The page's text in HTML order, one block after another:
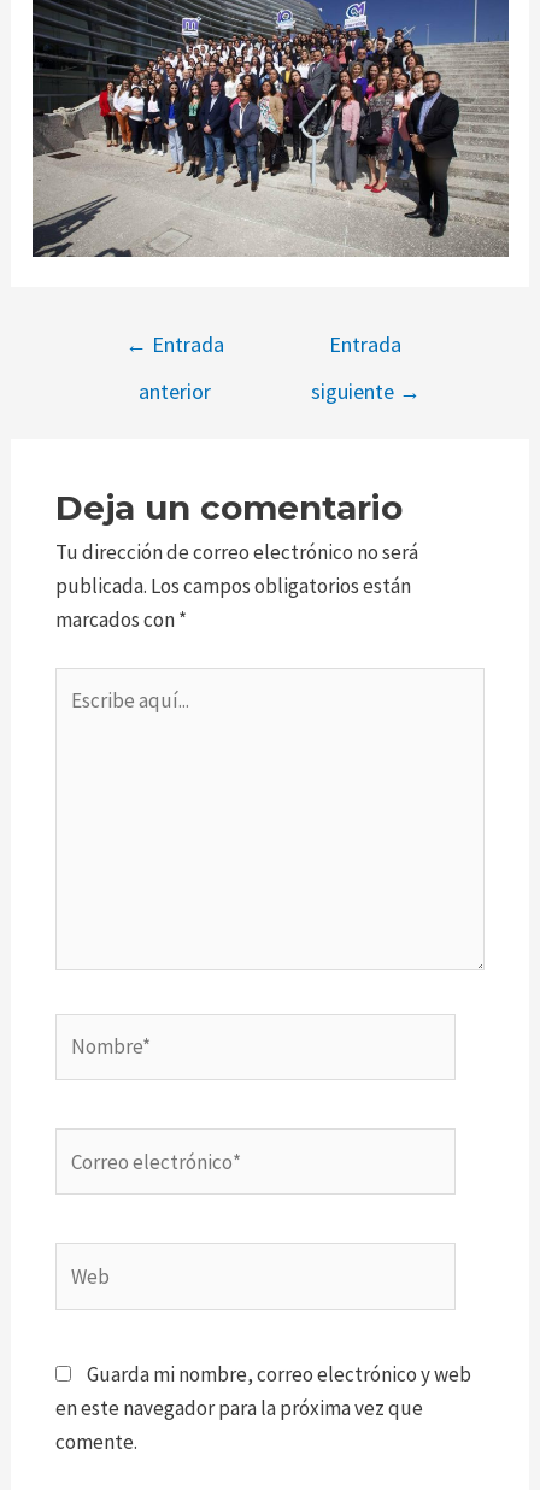
← Entrada
anterior
Entrada
siguiente →
Deja un comentario
Tu dirección de correo electrónico no será
publicada. Los campos obligatorios están
marcados con*
electrónico*
Guarda mi nombre, correo electrónico y web
en este navegador para la próxima vez que
comente.